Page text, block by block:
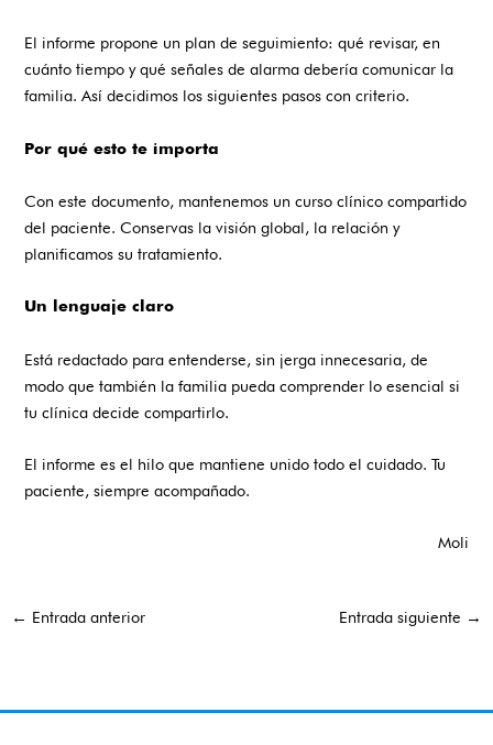
El informe propone un plan de seguimiento: qué revisar, en
cuánto tiempo y qué señales de alarma debería comunicar la
familia. Así decidimos los siguientes pasos con criterio.
Por qué esto te importa
Con este documento, mantenemos un curso clínico compartido
del paciente. Conservas la visión global, la relación y
planificamos su tratamiento.
Un lenguaje claro
Está redactado para entenderse, sin jerga innecesaria, de
modo que también la familia pueda comprender lo esencial si
tu clínica decide compartirlo.
El informe es el hilo que mantiene unido todo el cuidado. Tu
paciente, siempre acompañado.
Moli
← Entrada anterior Entrada siguiente →